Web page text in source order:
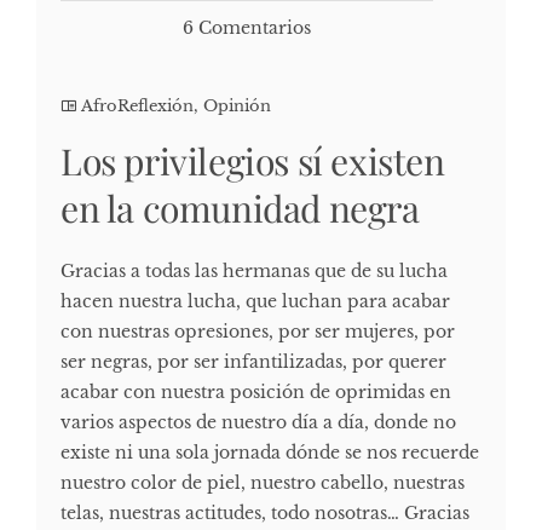
6 Comentarios
AfroReflexión, Opinión
Los privilegios sí existen
en la comunidad negra
Gracias a todas las hermanas que de su lucha
hacen nuestra lucha, que luchan para acabar
con nuestras opresiones, por ser mujeres, por
ser negras, por ser infantilizadas, por querer
acabar con nuestra posición de oprimidas en
varios aspectos de nuestro día a día, donde no
existe ni una sola jornada dónde se nos recuerde
nuestro color de piel, nuestro cabello, nuestras
telas, nuestras actitudes, todo nosotras… Gracias